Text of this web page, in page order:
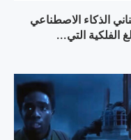
الذكاء الاصطناعي
الفلكية التي...